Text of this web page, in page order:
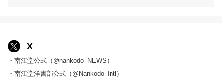
X
・南江堂公式（@nankodo_NEWS）
・南江堂洋書部公式（@Nankodo_Intl）